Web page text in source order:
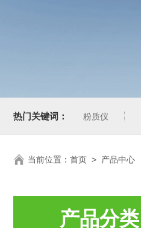
热门关键词： 粉质仪
当前位置： 首页 > 产品中心
产品分类